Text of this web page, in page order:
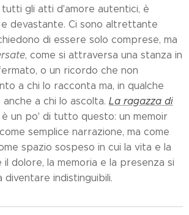
tutti gli atti d'amore autentici, è
e devastante. Ci sono altrettante
di essere solo comprese, ma
, come si attraversa una stanza in
o un ricordo che non
a chi lo racconta ma, in qualche
a chi lo ascolta. La ragazza di
è un po' di tutto questo: un memoir
semplice narrazione, ma come
spazio sospeso in cui la vita e la
il dolore, la memoria e la presenza si
indistinguibili.